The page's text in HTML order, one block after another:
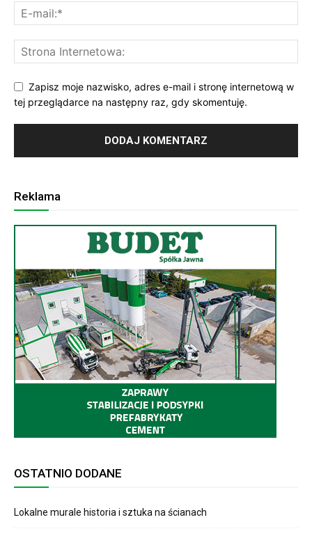
Zapisz moje nazwisko, adres e-mail i stronę internetową w
tej przeglądarce na następny raz, gdy skomentuję.
Reklama
OSTATNIO DODANE
Lokalne murale historia i sztuka na ścianach